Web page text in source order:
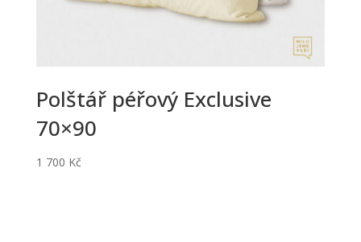
Polštář péřový Exclusive
70×90
1 700 Kč